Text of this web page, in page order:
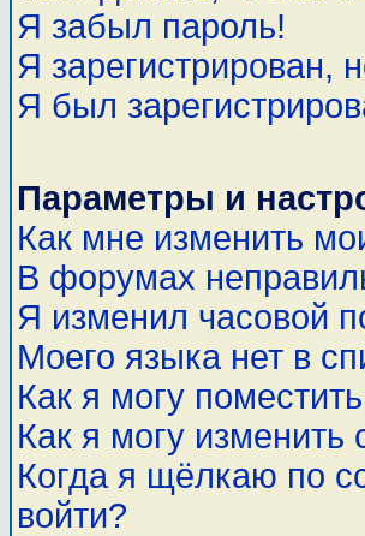
Я забыл пароль!
Я зарегистрирован,
Я был
Параметры и
Как мне изменить
В форумах
Я изменил часовой
Моего языка нет в
Как я могу
Как я могу изменить
Когда я щёлкаю по
войти?